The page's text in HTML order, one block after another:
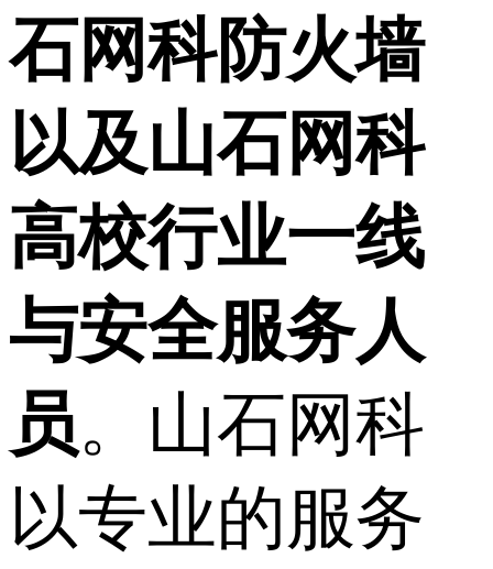
石网科防火墙
以及山石网科
高校行业一线
与安全服务人
员。山石网科
以专业的服务